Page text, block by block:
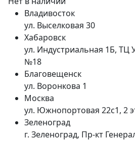
Владивосток
ул. Выселковая 30
Хабаровск
ул. Индустриальная 1Б, ТЦ
№18
Благовещенск
ул. Воронкова 1
Москва
ул. Южнопортовая 22с1, 2
Зеленоград
г. Зеленоград, Пр-кт